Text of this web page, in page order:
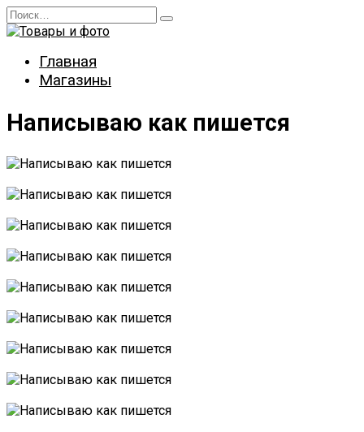
Перейти
к
Search
for:
Главная
Магазины
Написываю как пишется